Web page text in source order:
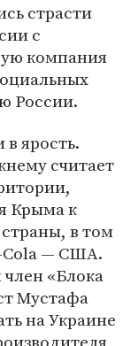
страсти
с
компания
России.
ярость.
считает
Крыма к
в том
Cola — США.
«Блока
Мустафа
на Украине